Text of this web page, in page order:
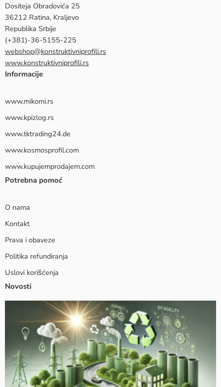
Dositeja Obradovića 25
36212 Ratina, Kraljevo
Republika Srbije
(+381)-36-5155-225
webshop@konstruktivniprofili.rs
www.konstruktivniprofili.rs
Informacije
www.mikomi.rs
www.kpizlog.rs
www.tktrading24.de
www.kosmosprofil.com
www.kupujemprodajem.com
Potrebna pomoć
O nama
Kontakt
Prava i obaveze
Politika refundiranja
Uslovi korišćenja
Novosti